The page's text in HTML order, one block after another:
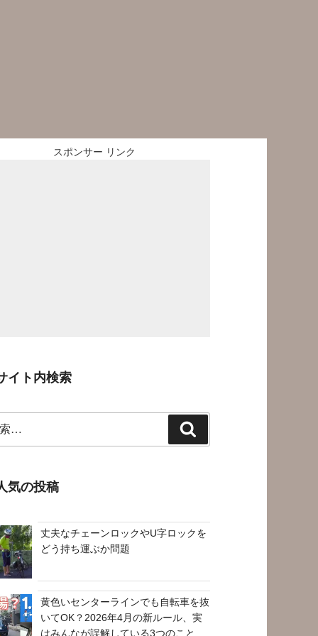
スポンサー リンク
イト内検索
索
気の投稿
丈夫なチェーンロックやU字ロックを
どう持ち運ぶか問題
黄色いセンターラインでも自転車を抜
いてOK？2026年4月の新ルール、実
はみんなが誤解している3つのこと